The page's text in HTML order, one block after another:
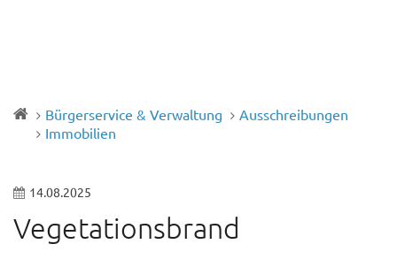
Bürgerservice & Verwaltung
Ausschreibungen
Immobilien
14.08.2025
Vegetationsbrand